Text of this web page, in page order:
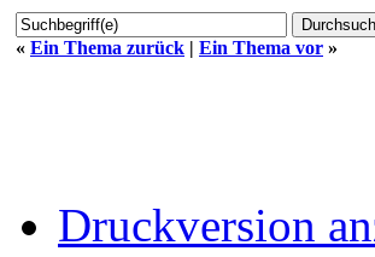
« Ein Thema zurück | Ein Thema vor »
Druckversion